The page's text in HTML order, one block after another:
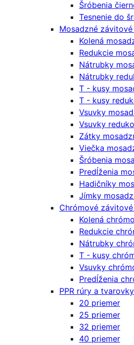
Šróbenia
Tesnenie do
Mosadzné
Kolená
Redukcie
Nátrubky
Nátrubky
T - kusy
T - kusy
Vsuvky
Vsuvky
Zátky
Viečka
Šróbenia
Predĺženia
Hadičníky
Jímky
Chrómové
Kolená
Redukcie
Nátrubky
T - kusy
Vsuvky
Predĺženia
PPR rúry a tvarovky
20 priemer
25 priemer
32 priemer
40 priemer